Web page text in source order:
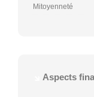
Mitoyenneté
Aspects